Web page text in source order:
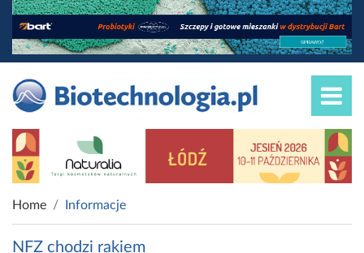
Home Informacje
NFZ chodzi rakiem